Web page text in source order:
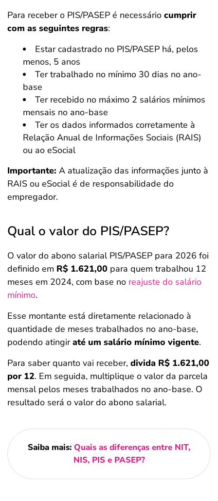
Para receber o PIS/PASEP é necessário cumprir
com as seguintes regras:
Estar cadastrado no PIS/PASEP há, pelos
menos, 5 anos
Ter trabalhado no mínimo 30 dias no ano-
base
Ter recebido no máximo 2 salários mínimos
mensais no ano-base
Ter os dados informados corretamente à
Relação Anual de Informações Sociais (RAIS)
ou ao eSocial
Importante: A atualização das informações junto à
RAIS ou eSocial é de responsabilidade do
empregador.
Qual o valor do PIS/PASEP?
O valor do abono salarial PIS/PASEP para 2026 foi
definido em R$ 1.621,00 para quem trabalhou 12
meses em 2024, com base no reajuste do salário
mínimo.
Esse montante está diretamente relacionado à
quantidade de meses trabalhados no ano-base,
podendo atingiraté um salário mínimo vigente.
Para saber quanto vai receber, divida R$ 1.621,00
por 12. Em seguida, multiplique o valor da parcela
mensal pelos meses trabalhados no ano-base. O
resultado será o valor do abono salarial.
Saiba mais: Quais as diferenças entre NIT,
NIS, PIS e PASEP?